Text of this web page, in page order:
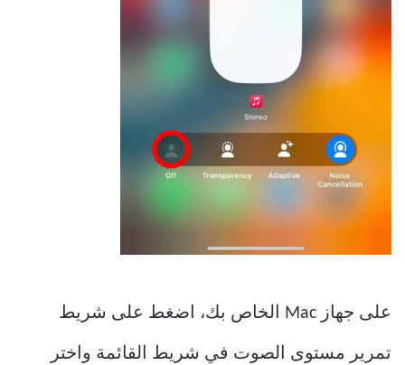
على جهاز Mac الخاص بك، اضغط على شريط
تمرير مستوى الصوت في شريط القائمة واختر